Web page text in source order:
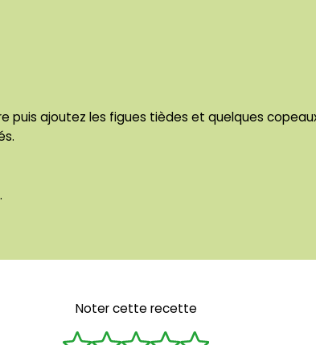
puis ajoutez les figues tièdes et quelques
Noter cette recette